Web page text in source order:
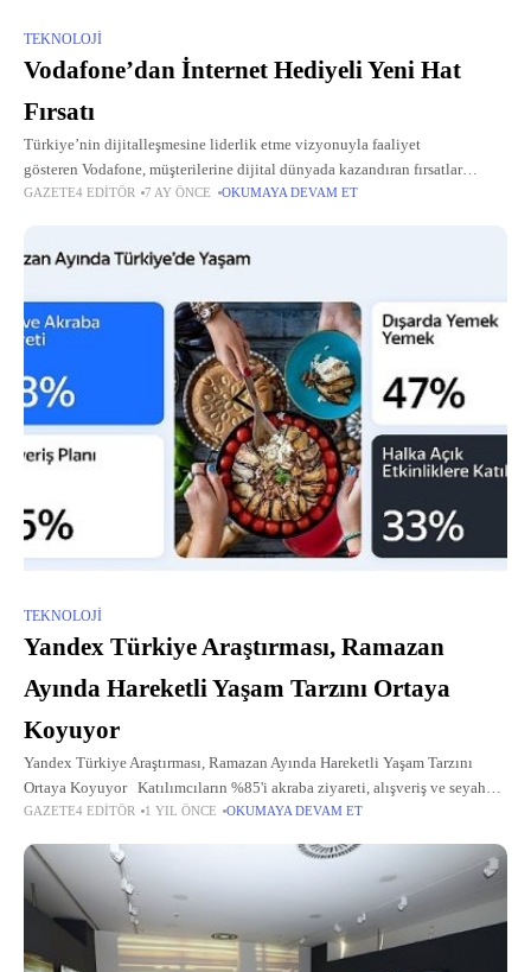
TEKNOLOJI
Vodafone’dan İnternet Hediyeli Yeni Hat
Fırsatı
Türkiye’nin dijitalleşmesine liderlik etme vizyonuyla faaliyet
gösteren Vodafone, müşterilerine dijital dünyada kazandıran fırsatlar
sunmaya devam ediyor.
GAZETE4 EDITÖR 7 AY ÖNCE OKUMAYA DEVAM ET
TEKNOLOJI
Yandex Türkiye Araştırması, Ramazan
Ayında Hareketli Yaşam Tarzını Ortaya
Koyuyor
Yandex Türkiye Araştırması, Ramazan Ayında Hareketli Yaşam Tarzını
Ortaya Koyuyor Katılımcıların %85'i akraba ziyareti, alışveriş ve seyahat
planlıyor Yandex Türkiye, Ramazan ayında kullanıcı ihtiyaçlarını ve
GAZETE4 EDITÖR 1 YIL ÖNCE OKUMAYA DEVAM ET